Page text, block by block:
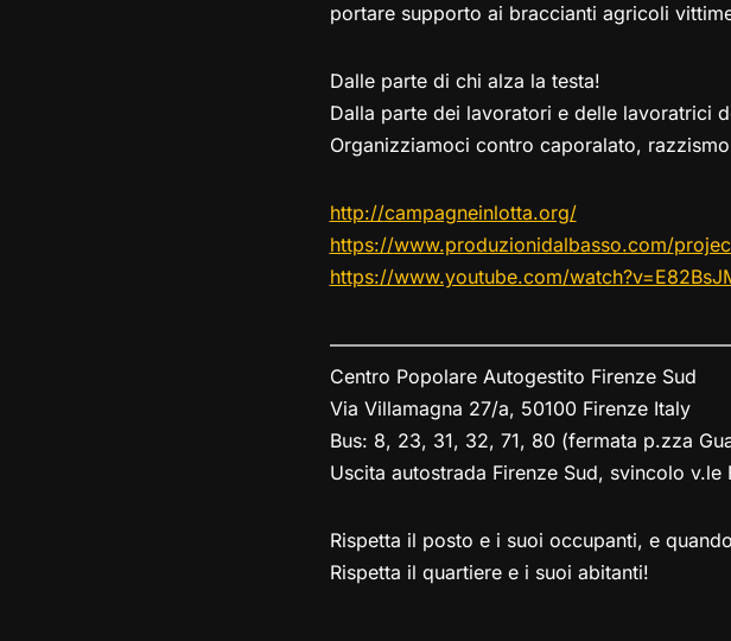
portare supporto ai braccianti agricoli
Dalle parte di chi alza la testa!
Dalla parte dei lavoratori e delle lavoratrici
Organizziamoci contro caporalato,
http://campagneinlotta.org/
https://www.produzionidalbasso.com/
https://www.youtube.com/
————————–————————–
Centro Popolare Autogestito Firenze Sud
Via Villamagna 27/a, 50100 Firenze Italy
Bus: 8, 23, 31, 32, 71, 80 (fermata p.zza
Uscita autostrada Firenze Sud, svincolo v.le
Rispetta il posto e i suoi occupanti, e
Rispetta il quartiere e i suoi abitanti!